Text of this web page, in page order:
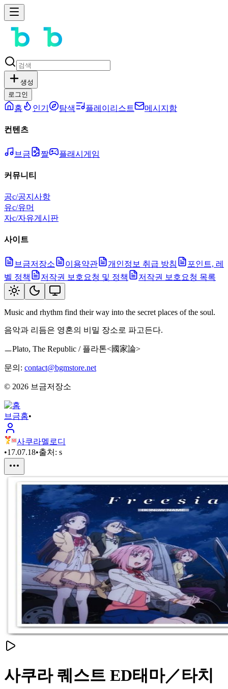
생성
로그인
홈 인기 탐색 플레이리스트 메시지함
컨텐츠
브금 짤 플래시게임
커뮤니티
공c/공지사항
유c/유머
자c/자유게시판
사이트
브금저장소 이용약관 개인정보 취급 방침
포인트, 레
벨 정책
저작권 보호요청 및 정책 저작권 보호요청 목록
Music and rhythm find their way into the secret places of the soul.
음악과 리듬은 영혼의 비밀 장소로 파고든다.
ㅡPlato, The Republic / 플라톤<國家論>
문의: contact@bgmstore.net
© 2026 브금저장소
브금홈•
사쿠라멜로디
•17.07.18•출처: s
사쿠라 퀘스트 ED태마／타치